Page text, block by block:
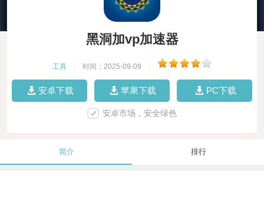
黑洞加vp加速器
工具 时间：2025-09-09
安卓下载 苹果下载 PC下载
安卓市场，安全绿色
简介 排行